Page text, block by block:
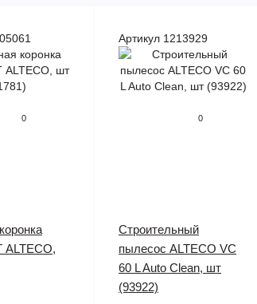
0
ALTECO,
Артикул 1213929
0
Строительный
пылесос ALTECO VC
60 L Auto Clean, шт
(93922)